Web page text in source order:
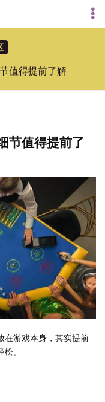
值得提前了解
节值得提前了
在游戏本身，其实提前
。